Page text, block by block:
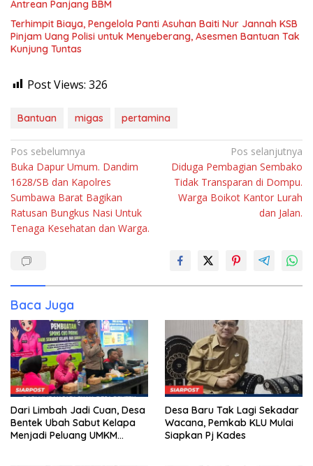
Antrean Panjang BBM
Terhimpit Biaya, Pengelola Panti Asuhan Baiti Nur Jannah KSB
Pinjam Uang Polisi untuk Menyeberang, Asesmen Bantuan Tak
Kunjung Tuntas
Post Views: 326
Bantuan migas pertamina
Navigasi
pos
Pos sebelumnya
Buka Dapur Umum. Dandim
1628/SB dan Kapolres
Sumbawa Barat Bagikan
Ratusan Bungkus Nasi Untuk
Tenaga Kesehatan dan Warga.
Pos selanjutnya
Diduga Pembagian Sembako
Tidak Transparan di Dompu.
Warga Boikot Kantor Lurah
dan Jalan.
Baca Juga
Dari Limbah Jadi Cuan, Desa
Bentek Ubah Sabut Kelapa
Menjadi Peluang UMKM
Desa Baru Tak Lagi Sekadar
Wacana, Pemkab KLU Mulai
Siapkan Pj Kades